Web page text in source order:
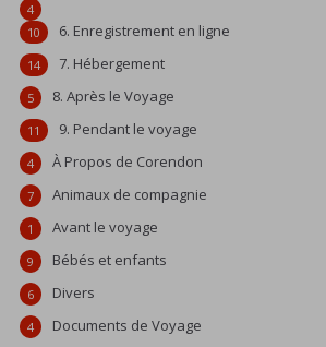
4
6. Enregistrement en ligne
10
7. Hébergement
14
8. Après le Voyage
5
9. Pendant le voyage
11
À Propos de Corendon
4
Animaux de compagnie
7
Avant le voyage
1
Bébés et enfants
9
Divers
6
Documents de Voyage
4